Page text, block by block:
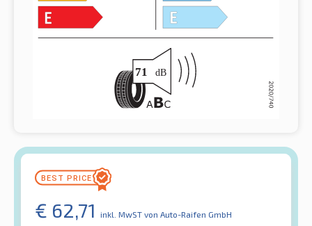
€ 62,71 inkl. MwST von Auto-Raifen GmbH